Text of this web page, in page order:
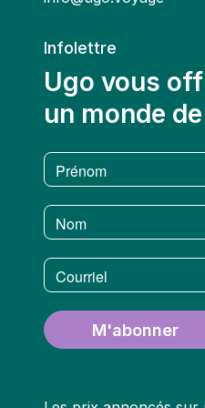
Infolettre
Ugo vous
un monde
Prénom
Nom
Courriel
M'abonner